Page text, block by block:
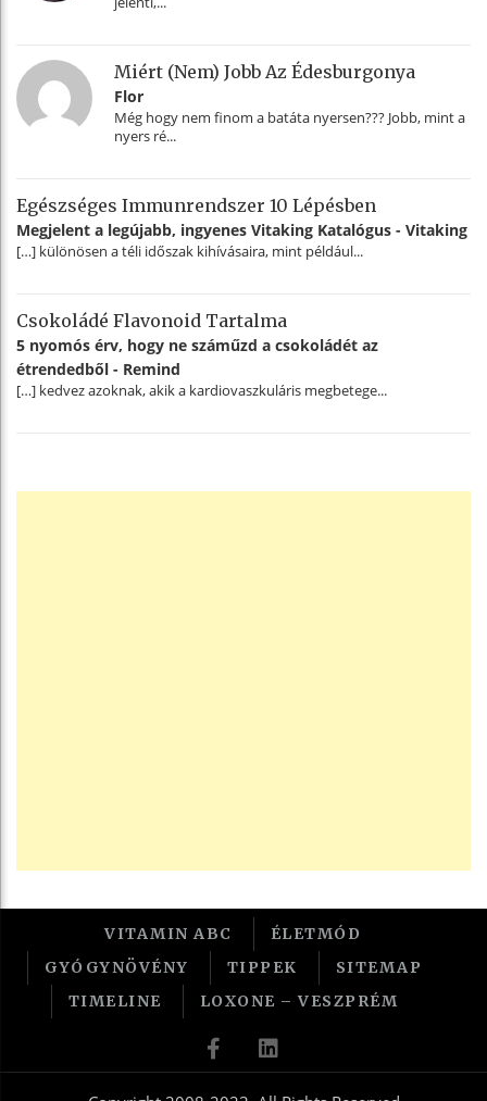
Miért (nem) Jobb Az Édesburgonya
Flor
Még hogy nem finom a batáta nyersen??? Jobb, mint a
nyers ré...
Egészséges Immunrendszer 10 Lépésben
Megjelent a legújabb, ingyenes Vitaking Katalógus - Vitaking
[…] különösen a téli időszak kihívásaira, mint például...
Csokoládé Flavonoid Tartalma
5 nyomós érv, hogy ne száműzd a csokoládét az
étrendedből - Remind
[…] kedvez azoknak, akik a kardiovaszkuláris megbetege...
VITAMIN ABC
ÉLETMÓD
GYÓGYNÖVÉNY
TIPPEK
SITEMAP
TIMELINE
LOXONE – VESZPRÉM